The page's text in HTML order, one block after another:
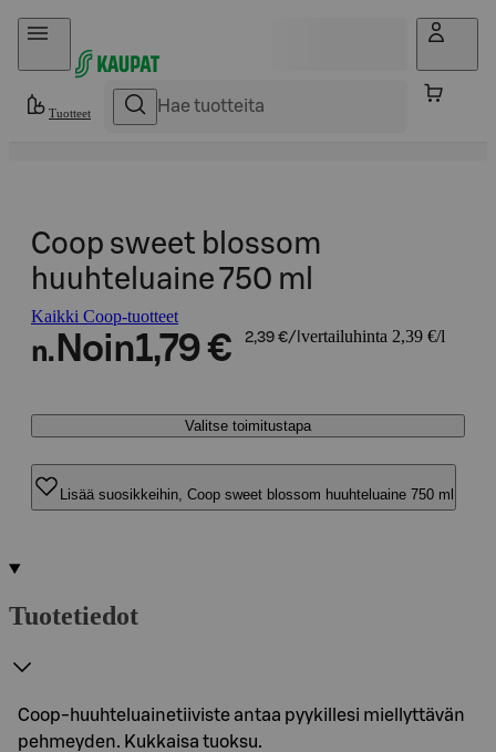
Hyppää sisältöön
Tuotteet
Coop sweet blossom
huuhteluaine 750 ml
Kaikki Coop-tuotteet
n. Noin1,79 € 2,39 €/l vertailuhinta 2,39 €/l
Valitse toimitustapa
Lisää suosikkeihin, Coop sweet blossom huuhteluaine 750 ml
Tuotetiedot
Coop-huuhteluainetiiviste antaa pyykillesi miellyttävän
pehmeyden. Kukkaisa tuoksu.